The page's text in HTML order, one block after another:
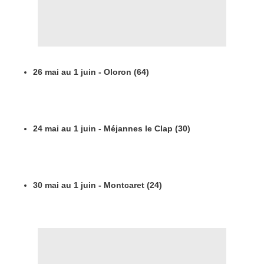
26 mai au 1 juin - Oloron (64)
24 mai au 1 juin - Méjannes le Clap (30)
30 mai au 1 juin - Montcaret (24)